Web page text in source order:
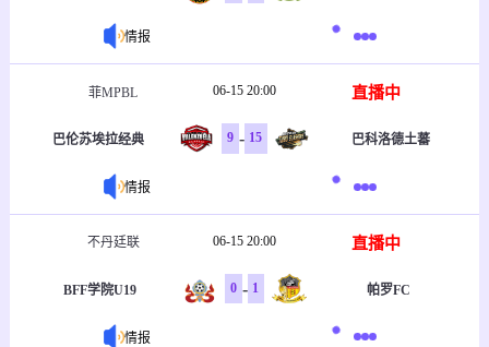
情报
菲MPBL 06-15 20:00 直播中
巴伦苏埃拉经典 9 - 15 巴科洛德土蕃
情报
不丹廷联 06-15 20:00 直播中
BFF学院U19 0 - 1 帕罗FC
情报